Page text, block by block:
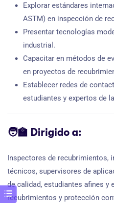
Explorar estándares
ASTM) en inspección de
Presentar tecnologías
industrial.
Capacitar en métodos de
en proyectos de
Establecer redes de
estudiantes y expertos de
🧑‍🏫 Dirigido a:
Inspectores de recubrimientos,
técnicos, supervisores de
de calidad, estudiantes afines y
recubrimientos y protección